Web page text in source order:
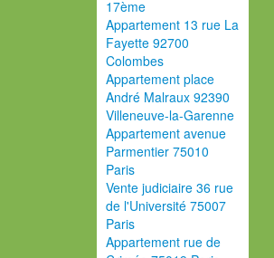
17ème
Appartement 13 rue La
Fayette 92700
Colombes
Appartement place
André Malraux 92390
Villeneuve-la-Garenne
Appartement avenue
Parmentier 75010
Paris
Vente judiciaire 36 rue
de l'Université 75007
Paris
Appartement rue de